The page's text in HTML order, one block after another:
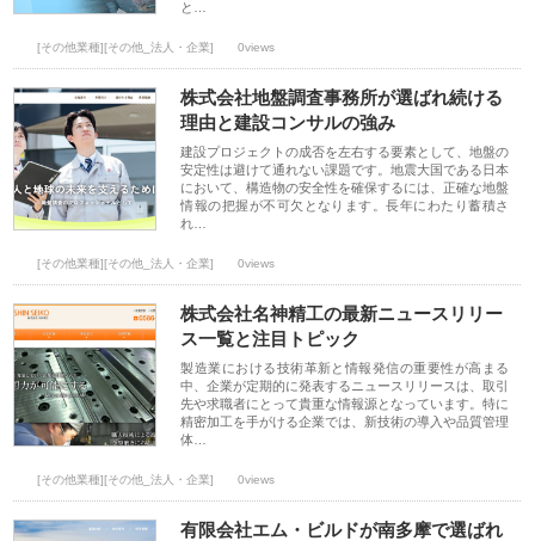
と…
[その他業種][その他_法人・企業] 0views
株式会社地盤調査事務所が選ばれ続ける
理由と建設コンサルの強み
建設プロジェクトの成否を左右する要素として、地盤の
安定性は避けて通れない課題です。地震大国である日本
において、構造物の安全性を確保するには、正確な地盤
情報の把握が不可欠となります。長年にわたり蓄積さ
れ…
[その他業種][その他_法人・企業] 0views
株式会社名神精工の最新ニュースリリー
ス一覧と注目トピック
製造業における技術革新と情報発信の重要性が高まる
中、企業が定期的に発表するニュースリリースは、取引
先や求職者にとって貴重な情報源となっています。特に
精密加工を手がける企業では、新技術の導入や品質管理
体…
[その他業種][その他_法人・企業] 0views
有限会社エム・ビルドが南多摩で選ばれ